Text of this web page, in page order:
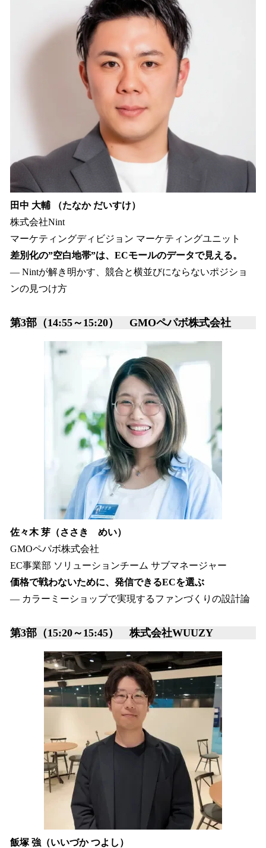
田中 大輔 （たなか だいすけ）
株式会社Nint
マーケティングディビジョン マーケティングユニット
差別化の”空白地帯”は、ECモールのデータで見える。
— Nintが解き明かす、競合と横並びにならないポジショ
ンの見つけ方
第3部（14:55～15:20） GMOペパボ株式会社
佐々木 芽（ささき めい）
GMOペパボ株式会社
EC事業部 ソリューションチーム サブマネージャー
価格で戦わないために、発信できるECを選ぶ
― カラーミーショップで実現するファンづくりの設計論
第3部（15:20～15:45） 株式会社WUUZY
飯塚 強（いいづか つよし）